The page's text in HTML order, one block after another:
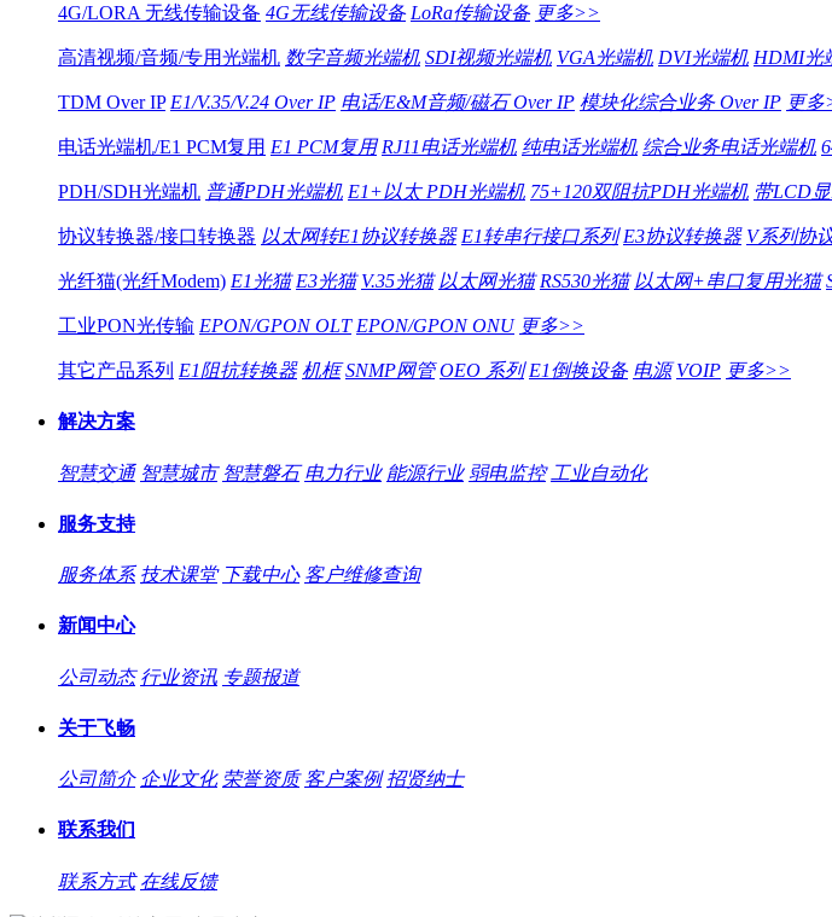
4G/LORA 无线传输设备 4G无线传输设备 LoRa传输设备 更多>>
高清视频/音频/专用光端机 数字音频光端机 SDI视频光端机 VGA光端机 DVI光端机 HDMI光
TDM Over IP E1/V.35/V.24 Over IP 电话/E&M音频/磁石 Over IP 模块化综合业务 Over IP 更多
电话光端机/E1 PCM复用 E1 PCM复用 RJ11电话光端机 纯电话光端机 综合业务电话光端机
PDH/SDH光端机 普通PDH光端机 E1+以太 PDH光端机 75+120双阻抗PDH光端机 带LCD
协议转换器/接口转换器 以太网转E1协议转换器 E1转串行接口系列 E3协议转换器 V系列协
光纤猫(光纤Modem) E1光猫 E3光猫 V.35光猫 以太网光猫 RS530光猫 以太网+串口复用光猫
工业PON光传输 EPON/GPON OLT EPON/GPON ONU 更多>>
其它产品系列 E1阻抗转换器 机框 SNMP网管 OEO 系列 E1倒换设备 电源 VOIP 更多>>
解决方案
智慧交通 智慧城市 智慧磐石 电力行业 能源行业 弱电监控 工业自动化
服务支持
服务体系 技术课堂 下载中心 客户维修查询
新闻中心
公司动态 行业资讯 专题报道
关于飞畅
公司简介 企业文化 荣誉资质 客户案例 招贤纳士
联系我们
联系方式 在线反馈